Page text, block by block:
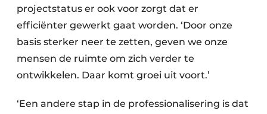
projectstatus er ook voor zorgt dat er
efficiënter gewerkt gaat worden. ‘Door onze
basis sterker neer te zetten, geven we onze
mensen de ruimte om zich verder te
ontwikkelen. Daar komt groei uit voort.’
‘Een andere stap in de professionalisering is dat